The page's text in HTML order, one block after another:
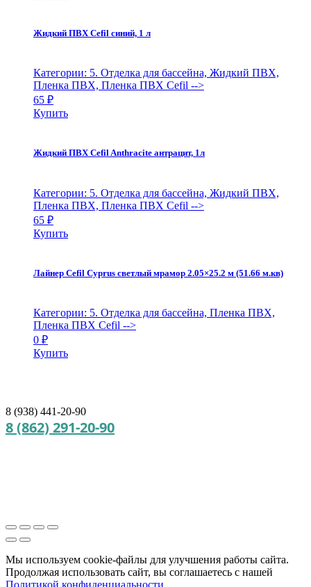
Жидкий ПВХ Cefil синий, 1 л
Категории: 5. Отделка для бассейна, Жидкий ПВХ,
Пленка ПВХ, Пленка ПВХ Cefil -->
65 ₽
Купить
Жидкий ПВХ Cefil Anthracite антрацит, 1л
Категории: 5. Отделка для бассейна, Жидкий ПВХ,
Пленка ПВХ, Пленка ПВХ Cefil -->
65 ₽
Купить
Лайнер Cefil Cyprus светлый мрамор 2.05×25.2 м (51.66 м.кв)
Категории: 5. Отделка для бассейна, Пленка ПВХ,
Пленка ПВХ Cefil -->
0 ₽
Купить
8 (938) 441-20-90
8 (862) 291-20-90
Мы используем cookie‑файлы для улучшения работы сайта.
Продолжая использовать сайт, вы соглашаетесь с нашей
Политикой конфиденциальности